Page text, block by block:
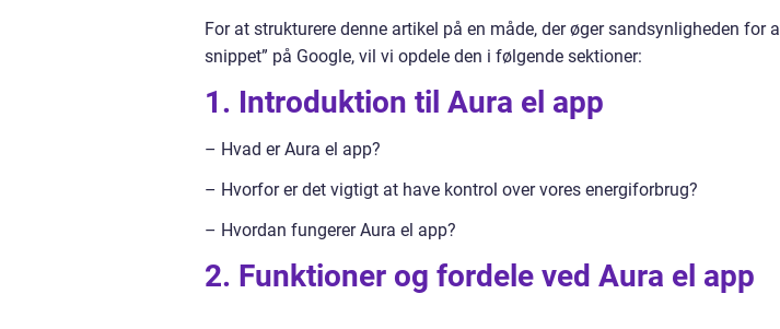
For at strukturere denne artikel på en måde, der øger sandsynligheden for
snippet” på Google, vil vi opdele den i følgende sektioner:
1. Introduktion til Aura el app
– Hvad er Aura el app?
– Hvorfor er det vigtigt at have kontrol over vores energiforbrug?
– Hvordan fungerer Aura el app?
2. Funktioner og fordele ved Aura el app